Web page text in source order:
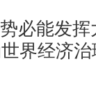
能发挥
界经济